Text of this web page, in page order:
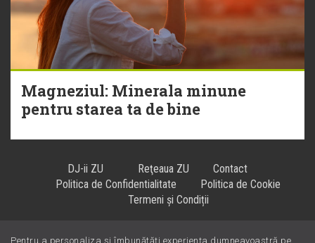
Magneziul: Minerala minune
pentru starea ta de bine
DJ-ii ZU Reţeaua ZU
Contact
Politica de Confidentialitate
Politica de Cookie
Termeni și Condiții
Pentru a personaliza și îmbunătăți experiența dumneavoastră pe